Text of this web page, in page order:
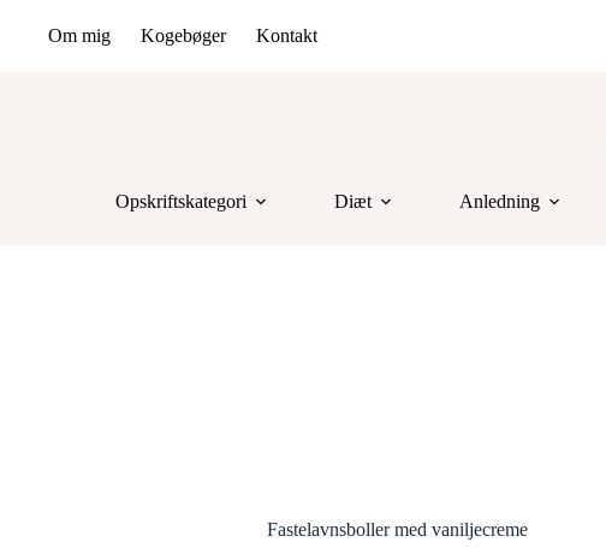
Om mig Kogebøger Kontakt
Opskriftskategori Diæt Anledning
Fastelavnsboller med vaniljecreme